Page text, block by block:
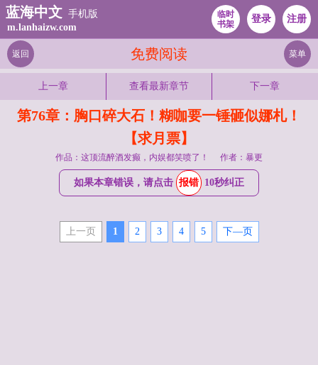
蓝海中文 手机版
m.lanhaizw.com
临时
书架
登录 注册
免费阅读
返回 菜单
上一章 查看最新章节 下一章
第76章：胸口碎大石！糊咖要一锤砸似娜札！
【求月票】
作品：这顶流醉酒发癫，内娱都笑喷了！ 作者：暴更
如果本章错误，请点击 报错 10秒纠正
上一页 1 2 3 4 5 下—页